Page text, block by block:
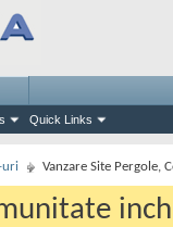
Quick Links
uri Vanzare Site Pergole,